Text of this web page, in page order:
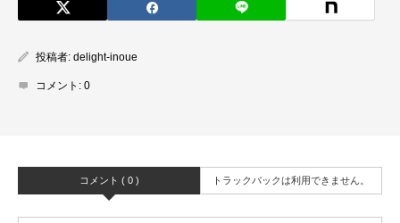
投稿者: delight-inoue
コメント: 0
コメント ( 0 ) トラックバックは利用できません。